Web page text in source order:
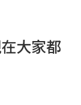
大家都